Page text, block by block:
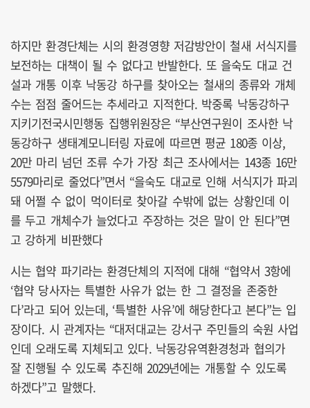
하지만 환경단체는 시의 환경영향 저감방안이 철새 서식지를
보전하는 대책이 될 수 없다고 반발한다. 또 을숙도 대교 건
설과 개통 이후 낙동강 하구를 찾아오는 철새의 종류와 개체
수는 점점 줄어드는 추세라고 지적한다. 박중록 낙동강하구
지키기전국시민행동 집행위원장은 “부산연구원이 조사한 낙
동강하구 생태계모니터링 자료에 따르면 평균 180종 이상,
20만 마리 넘던 조류 수가 가장 최근 조사에서는 143종 16만
5579마리로 줄었다”면서 “을숙도 대교로 인해 서식지가 파괴
돼 어쩔 수 없이 먹이터로 찾아갈 수밖에 없는 상황인데 이
를 두고 개체수가 늘었다고 주장하는 것은 말이 안 된다”면
고 강하게 비판했다
시는 협약 파기라는 환경단체의 지적에 대해 “협약서 3항에
‘협약 당사자는 특별한 사유가 없는 한 그 결정을 존중한
다’라고 되어 있는데, ‘특별한 사유’에 해당한다고 본다”는 입
장이다. 시 관계자는 “대저대교는 강서구 주민들의 숙원 사업
인데 오래도록 지체되고 있다. 낙동강유역환경청과 협의가
잘 진행될 수 있도록 추진해 2029년에는 개통할 수 있도록
하겠다”고 말했다.